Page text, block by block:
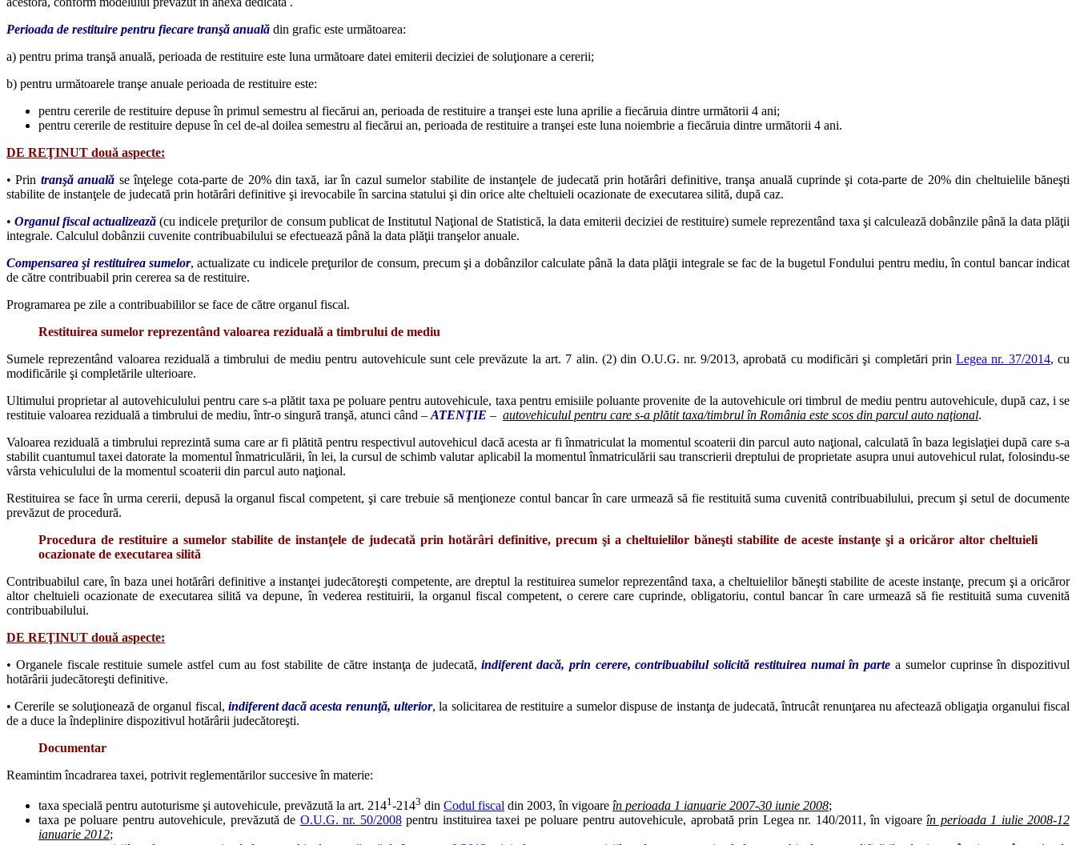
Perioada de restituire pentru fiecare tranşă anuală din grafic este următoarea:
a) pentru prima tranşă anuală, perioada de restituire este luna următoare datei emiterii deciziei de soluţionare a cererii;
b) pentru următoarele tranşe anuale perioada de restituire este:
pentru cererile de restituire depuse în primul semestru al fiecărui an, perioada de restituire a tranşei este luna aprilie a fiecăruia dintre următorii 4 ani;
pentru cererile de restituire depuse în cel de-al doilea semestru al fiecărui an, perioada de restituire a tranşei este luna noiembrie a fiecăruia dintre următorii 4 ani.
DE REŢINUT două aspecte:
• Prin tranşă anuală se înţelege cota-parte de 20% din taxă, iar în cazul sumelor stabilite de instanţele de judecată prin hotărâri definitive, tranşa anuală cuprinde şi cota-parte de 20% din cheltuielile băneşti
stabilite de instanţele de judecată prin hotărâri definitive şi irevocabile în sarcina statului şi din orice alte cheltuieli ocazionate de executarea silită, după caz.
•Organul fiscal actualizează (cu indicele preţurilor de consum publicat de Institutul Naţional de Statistică, la data emiterii deciziei de restituire) sumele reprezentând taxa şi calculează dobânzile până la data plăţii
integrale. Calculul dobânzii cuvenite contribuabilului se efectuează până la data plăţii tranşelor anuale.
Compensarea şi restituirea sumelor, actualizate cu indicele preţurilor de consum, precum şi a dobânzilor calculate până la data plăţii integrale se fac de la bugetul Fondului pentru mediu, în contul bancar indicat
de către contribuabil prin cererea sa de restituire.
Programarea pe zile a contribuabililor se face de către organul fiscal.
Restituirea sumelor reprezentând valoarea reziduală a timbrului de mediu
Sumele reprezentând valoarea reziduală a timbrului de mediu pentru autovehicule sunt cele prevăzute la art. 7 alin. (2) din O.U.G. nr. 9/2013, aprobată cu modificări şi completări prinLegea nr. 37/2014, cu
modificările şi completările ulterioare.
Ultimului proprietar al autovehiculului pentru care s-a plătit taxa pe poluare pentru autovehicule, taxa pentru emisiile poluante provenite de la autovehicule ori timbrul de mediu pentru autovehicule, după caz, i se
restituie valoarea reziduală a timbrului de mediu, într-o singură tranşă, atunci când – ATENŢIE – autovehiculul pentru care s-a plătit taxa/timbrul în România este scos din parcul auto naţional.
Valoarea reziduală a timbrului reprezintă suma care ar fi plătită pentru respectivul autovehicul dacă acesta ar fi înmatriculat la momentul scoaterii din parcul auto naţional, calculată în baza legislaţiei după care s-a
stabilit cuantumul taxei datorate la momentul înmatriculării, în lei, la cursul de schimb valutar aplicabil la momentul înmatriculării sau transcrierii dreptului de proprietate asupra unui autovehicul rulat, folosindu-se
vârsta vehiculului de la momentul scoaterii din parcul auto naţional.
Restituirea se face în urma cererii, depusă la organul fiscal competent, şi care trebuie să menţioneze contul bancar în care urmează să fie restituită suma cuvenită contribuabilului, precum şi setul de documente
prevăzut de procedură.
Procedura de restituire a sumelor stabilite de instanţele de judecată prin hotărâri definitive, precum şi a cheltuielilor băneşti stabilite de aceste instanţe şi a oricăror altor cheltuieli
ocazionate de executarea silită
Contribuabilul care, în baza unei hotărâri definitive a instanţei judecătoreşti competente, are dreptul la restituirea sumelor reprezentând taxa, a cheltuielilor băneşti stabilite de aceste instanţe, precum şi a oricăror
altor cheltuieli ocazionate de executarea silită va depune, în vederea restituirii, la organul fiscal competent, o cerere care cuprinde, obligatoriu, contul bancar în care urmează să fie restituită suma cuvenită
contribuabilului.
DE REŢINUT două aspecte:
• Organele fiscale restituie sumele astfel cum au fost stabilite de către instanţa de judecată,indiferent dacă, prin cerere, contribuabilul solicită restituirea numai în parte a sumelor cuprinse în dispozitivul
hotărârii judecătoreşti definitive.
• Cererile se soluţionează de organul fiscal, indiferent dacă acesta renunţă, ulterior, la solicitarea de restituire a sumelor dispuse de instanţa de judecată, întrucât renunţarea nu afectează obligaţia organului fiscal
de a duce la îndeplinire dispozitivul hotărârii judecătoreşti.
Documentar
Reamintim încadrarea taxei, potrivit reglementărilor succesive în materie:
taxa specială pentru autoturisme şi autovehicule, prevăzută la art. 2141 -2143 din Codul fiscal din 2003, în vigoare în perioada 1 ianuarie 2007-30 iunie 2008;
taxa pe poluare pentru autovehicule, prevăzută de O.U.G. nr. 50/2008pentru instituirea taxei pe poluare pentru autovehicule, aprobată prin Legea nr. 140/2011, în vigoare în perioada 1 iulie 2008-12
ianuarie 2012;